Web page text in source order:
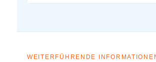
WEITERFÜHRENDE